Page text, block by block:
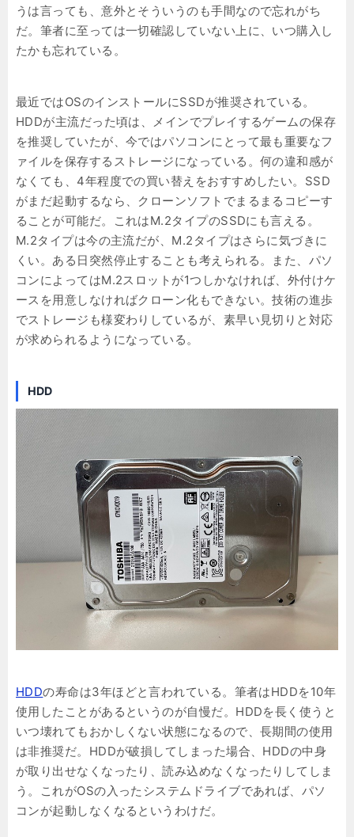
うは言っても、意外とそういうのも手間なので忘れがち
だ。筆者に至っては一切確認していない上に、いつ購入し
たかも忘れている。
最近ではOSのインストールにSSDが推奨されている。
HDDが主流だった頃は、メインでプレイするゲームの保存
を推奨していたが、今ではパソコンにとって最も重要なフ
ァイルを保存するストレージになっている。何の違和感が
なくても、4年程度での買い替えをおすすめしたい。SSD
がまだ起動するなら、クローンソフトでまるまるコピーす
ることが可能だ。これはM.2タイプのSSDにも言える。
M.2タイプは今の主流だが、M.2タイプはさらに気づきに
くい。ある日突然停止することも考えられる。また、パソ
コンによってはM.2スロットが1つしかなければ、外付けケ
ースを用意しなければクローン化もできない。技術の進歩
でストレージも様変わりしているが、素早い見切りと対応
が求められるようになっている。
HDD
HDDの寿命は3年ほどと言われている。筆者はHDDを10年
使用したことがあるというのが自慢だ。HDDを長く使うと
いつ壊れてもおかしくない状態になるので、長期間の使用
は非推奨だ。HDDが破損してしまった場合、HDDの中身
が取り出せなくなったり、読み込めなくなったりしてしま
う。これがOSの入ったシステムドライブであれば、パソ
コンが起動しなくなるというわけだ。